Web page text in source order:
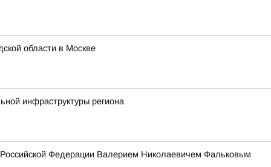
области в Москве
инфраструктуры региона
Федерации Валерием Николаевичем Фальковым